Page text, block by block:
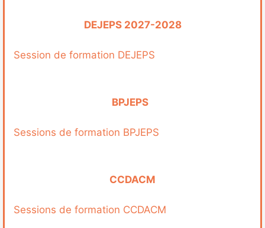
DEJEPS 2027-2028
Session de formation DEJEPS
BPJEPS
Sessions de formation BPJEPS
CCDACM
Sessions de formation CCDACM